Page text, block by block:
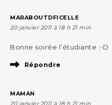
MARABOUTDFICELLE
20 janvier 2011 à 18 h 21 min
Bonne soirée l’étudiante ;-D
Répondre
MAMAN
20 janvier 2011 à 18 h 21 min